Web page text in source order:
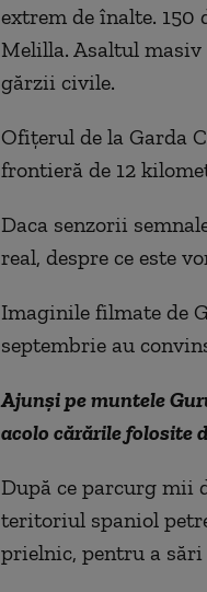
extrem de înalte.
Melilla. Asaltul
gărzii civile.
Ofițerul de la Garda
frontieră de 12
Daca senzorii
real, despre ce este
Imaginile filmate de
septembrie au
Ajunşi pe muntele
acolo cărările folosite
După ce parcurg mii
teritoriul spaniol
prielnic, pentru a